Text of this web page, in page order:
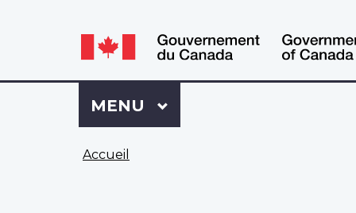
Language
switcher
Language
switcher
Se
connecter
à
Dossier
Menu
MENU PRINCIPAL
Accueil